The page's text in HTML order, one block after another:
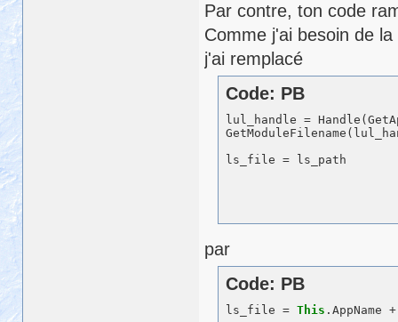
Par contre, ton code
Comme j'ai besoin de
j'ai remplacé
Code: PB
lul_handle =
par
Code: PB
ls_file = This .AppName